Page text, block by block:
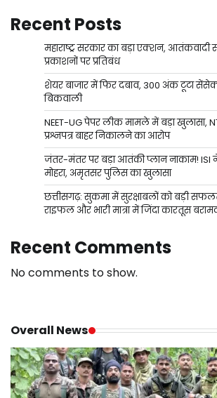
Recent Posts
महाराष्ट्र सरकार का बड़ा एक्शन, आतंकवादी
प्रकाशनों पर प्रतिबंध
शेयर बाजार में फिर दबाव, 300 अंक टूटा
बिकवाली
NEET-UG पेपर लीक मामले में बड़ा खुलासा,
प्रश्नपत्र बाहर निकालने का आरोप
जंतर-मंतर पर बड़ा आतंकी प्लान नाकाम! ISI ने
मोहरा, अमृतसर पुलिस का खुलासा
छत्तीसगढ़: सुकमा में सुरक्षाबलों को बड़ी
राइफल और भारी मात्रा में जिंदा कारतूस
Recent Comments
No comments to show.
Overall News